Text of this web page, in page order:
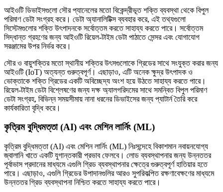
আইওটি ডিভাইসগুলো সৌর প্যানেলের মতো বিকেন্দ্রীভূত শক্তি ব্যবস্থা থেকে বিপুল
পরিমাণ ডেটা সংগ্রহ করে। ডেটা অ্যানালিটিক্স ব্যবহার করে, এই তথ্যগুলো
সিস্টেমগুলোর শক্তি উৎপাদনকে সর্বোত্তম করতে সাহায্য করতে পারে। সর্বোত্তম
সিদ্ধান্ত গ্রহণের জন্য আইওটি রিয়েল-টাইম ডেটা পাঠাতে সেন্সর এবং যোগাযোগ
সরঞ্জামের উপর নির্ভর করে।
সৌর ও বায়ুশক্তির মতো স্থানীয় শক্তির উৎসগুলোকে গ্রিডের সাথে সংযুক্ত করার জন্য
আইওটি (IoT) অত্যন্ত গুরুত্বপূর্ণ। এছাড়াও, এটি অনেক ক্ষুদ্র উৎপাদক ও
ভোক্তাকে শক্তি গ্রিডের একটি অবিচ্ছেদ্য অংশ হয়ে উঠতে সাহায্য করতে পারে।
রিয়েল-টাইম ডেটা বিশ্লেষণের জন্য দক্ষ অ্যালগরিদমের সাথে সমন্বিত বিপুল পরিমাণ
ডেটা সংগ্রহ, বিভিন্ন সময়সীমায় নানা ধরনের ডিভাইসের জন্য প্যাটার্ন তৈরি করে
কার্যকারিতা বৃদ্ধি করে।
কৃত্রিম বুদ্ধিমত্তা (AI) এবং মেশিন লার্নিং (ML)
কৃত্রিম বুদ্ধিমত্তা (AI) এবং মেশিন লার্নিং (ML) নিঃসন্দেহে বিকাশমান নবায়নযোগ্য
জ্বালানি খাতে একটি যুগান্তকারী প্রভাব ফেলবে। লোড ব্যবস্থাপনার জন্য উন্নততর
পূর্বাভাস প্রদানের মাধ্যমে এগুলি গ্রিড ব্যবস্থাপনার ক্ষেত্রে গুরুত্বপূর্ণ হাতিয়ার হতে
পারে। এছাড়াও, এগুলি গ্রিডের উপাদানগুলির আরও সুপরিকল্পিত রক্ষণাবেক্ষণের মাধ্যমে
উন্নততর গ্রিড ব্যবস্থাপনা নিশ্চিত করতে সাহায্য করতে পারে।